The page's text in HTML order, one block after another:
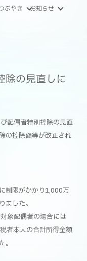
ぶやき
お知らせ
除の見直しに
配偶者特別控除の見直
の控除額等が改正され
制限がかかり1,000万
ました。
象配偶者の場合には
者本人の合計所得金額
。